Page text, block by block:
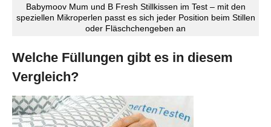
Babymoov Mum und B Fresh Stillkissen im Test – mit den
speziellen Mikroperlen passt es sich jeder Position beim Stillen
oder Fläschchengeben an
Welche Füllungen gibt es in diesem
Vergleich?